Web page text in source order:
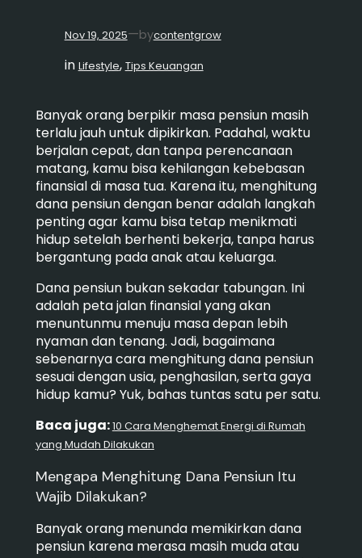
Nov 19, 2025—bycontentgrow
in Lifestyle, Tips Keuangan
Banyak orang berpikir masa pensiun masih
terlalu jauh untuk dipikirkan. Padahal, waktu
berjalan cepat, dan tanpa perencanaan
matang, kamu bisa kehilangan kebebasan
finansial di masa tua. Karena itu, menghitung
dana pensiun dengan benar adalah langkah
penting agar kamu bisa tetap menikmati
hidup setelah berhenti bekerja, tanpa harus
bergantung pada anak atau keluarga.
Dana pensiun bukan sekadar tabungan. Ini
adalah peta jalan finansial yang akan
menuntunmu menuju masa depan lebih
nyaman dan tenang. Jadi, bagaimana
sebenarnya cara menghitung dana pensiun
sesuai dengan usia, penghasilan, serta gaya
hidup kamu? Yuk, bahas tuntas satu per satu.
Baca juga:10 Cara Menghemat Energi di Rumah
yang Mudah Dilakukan
Mengapa Menghitung Dana Pensiun Itu
Wajib Dilakukan?
Banyak orang menunda memikirkan dana
pensiun karena merasa masih muda atau